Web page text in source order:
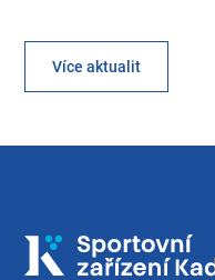
Více aktualit